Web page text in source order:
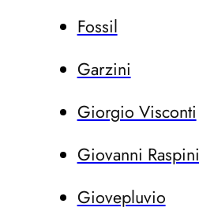
Fossil
Garzini
Giorgio Visconti
Giovanni Raspini
Giovepluvio